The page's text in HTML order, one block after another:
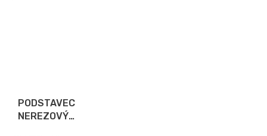
PODSTAVEC
NEREZOVÝ